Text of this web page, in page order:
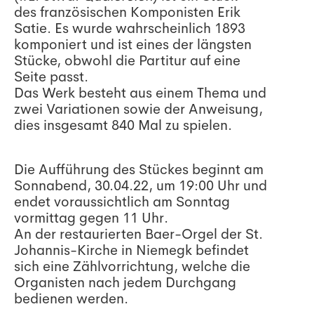
des französischen Komponisten Erik
Satie. Es wurde wahrscheinlich 1893
komponiert und ist eines der längsten
Stücke, obwohl die Partitur auf eine
Seite passt.
Das Werk besteht aus einem Thema und
zwei Variationen sowie der Anweisung,
dies insgesamt 840 Mal zu spielen.
Die Aufführung des Stückes beginnt am
Sonnabend, 30.04.22, um 19:00 Uhr und
endet voraussichtlich am Sonntag
vormittag gegen 11 Uhr.
An der restaurierten Baer-Orgel der St.
Johannis-Kirche in Niemegk befindet
sich eine Zählvorrichtung, welche die
Organisten nach jedem Durchgang
bedienen werden.